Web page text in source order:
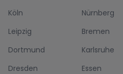
Köln
Nürnberg
Leipzig
Bremen
Dortmund
Karlsruhe
Dresden
Essen